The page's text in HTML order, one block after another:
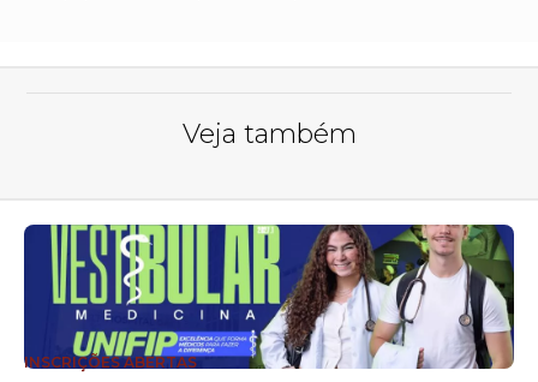
Veja também
INSCRIÇÕES ABERTAS